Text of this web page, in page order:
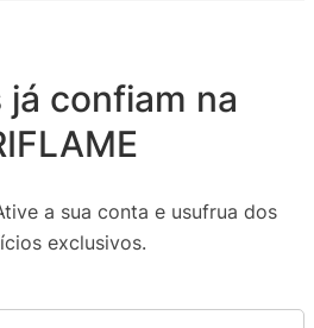
já confiam na
a sua conta e usufrua dos
exclusivos.